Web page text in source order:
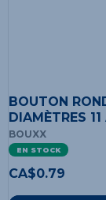
BOUTON
DIAMÈTRES
BOUXX
EN STOCK
CA$0.79